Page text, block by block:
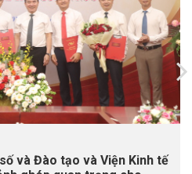
và Đào tạo và Viện Kinh tế